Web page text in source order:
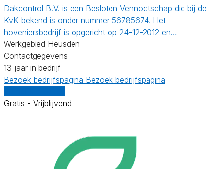
Dakcontrol B.V. is een Besloten Vennootschap die bij de
KvK bekend is onder nummer 56785674. Het
hoveniersbedrijf is opgericht op 24-12-2012 en…
Werkgebied Heusden
Contactgegevens
13 jaar in bedrijf
Bezoek bedrijfspagina Bezoek bedrijfspagina
Gratis - Vrijblijvend